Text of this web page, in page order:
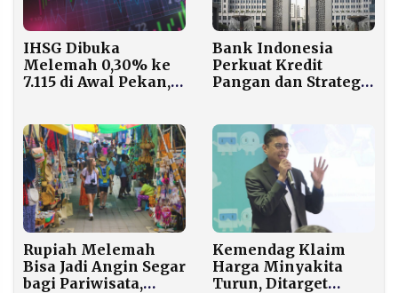
IHSG Dibuka
Melemah 0,30% ke
7.115 di Awal Pekan,
ketimbang Janji
Disiplin Fiskal
Prabowo
Bank Indonesia
Perkuat Kredit
Pangan dan Strategi
Jelang Lebaran 2026
Rupiah Melemah
Bisa Jadi Angin Segar
bagi Pariwisata,
Kemendag Klaim
Harga Minyakita
Turun, Ditarget